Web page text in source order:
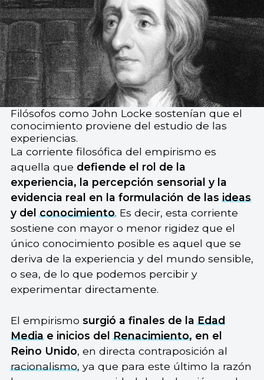
Filósofos como John Locke sostenían que el
conocimiento proviene del estudio de las
experiencias.
La corriente filosófica del empirismo es
aquella que defiende el rol de la
experiencia, la percepción sensorial y la
evidencia real en la formulación de lasideas
y delconocimiento. Es decir, esta corriente
sostiene con mayor o menor rigidez que el
único conocimiento posible es aquel que se
deriva de la experiencia y del mundo sensible,
o sea, de lo que podemos percibir y
experimentar directamente.
El empirismo surgió a finales de laEdad
Mediae inicios delRenacimiento, en el
Reino Unido, en directa contraposición al
racionalismo, ya que para este último la razón